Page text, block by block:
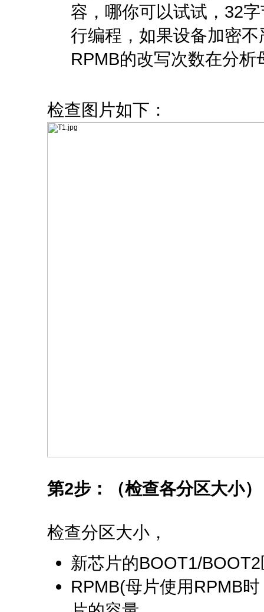
容，哪你可以试试，32
行编程，如果设备加密
RPMB的改写次数在分析
检查图片如下：
第2步：（检查各分区大小）
检查分区大小，
新芯片的BOOT1/
RPMB(母片使用RPMB